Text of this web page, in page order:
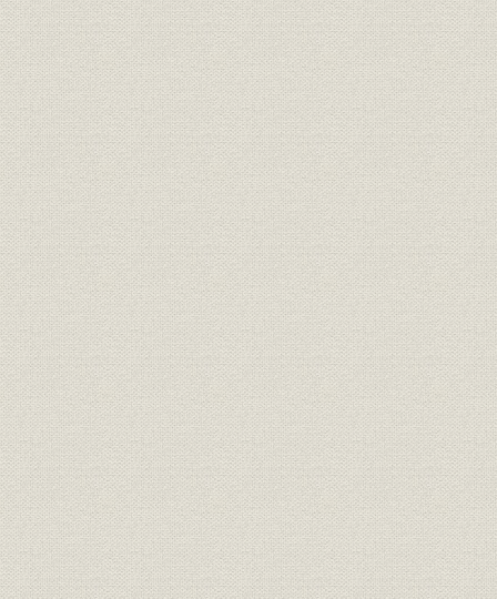
財務・業績
三井銀行 明治九年一月~六月迄
各店総計表//滞貸 第八号
明治九年
財務・業績
三井銀行 明治九年一月~六月迄
各店総計表//諸向 第九号
明治九年
財務・業績
三井銀行 明治九年一月~六月迄
各店総計表//闔店費益取調月表
第十号
明治九年
財務・業績
三井銀行 明治九年一月~六月迄
各店総計表//総計 第十一号
明治九年
財務・業績
三井銀行 明治九年一月~六月迄
各店総計表//現在金 第十二号
明治九年
財務・業績
三井銀行 明治九年一月~六月迄
各店総計表//積金 第十三号
明治九年
経営
旧三井組ヨリ三井銀行ヘ事業引
継契約書
明治九年
財務・業績
三井組闔店貸預リ及現在金引継
証書
明治九年
財務・業績;株式
旧三井組大元方・三井氏同苗中
株式加入金并滞貸償却方協議決
定書
明治九年